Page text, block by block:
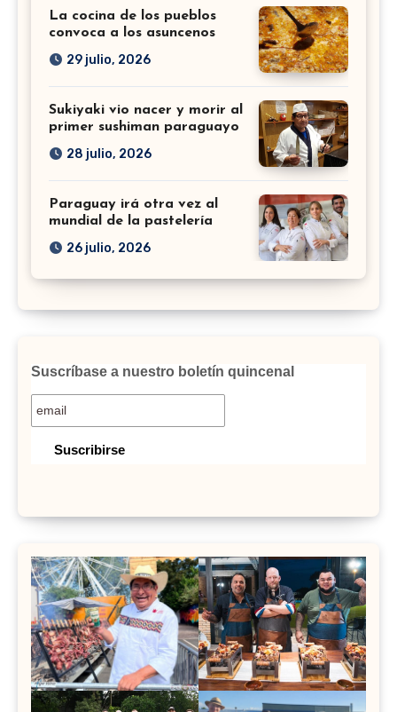
La cocina de los pueblos
convoca a los asuncenos
29 julio, 2026
Sukiyaki vio nacer y morir al
primer sushiman paraguayo
28 julio, 2026
Paraguay irá otra vez al
mundial de la pastelería
26 julio, 2026
Suscríbase a nuestro boletín quincenal